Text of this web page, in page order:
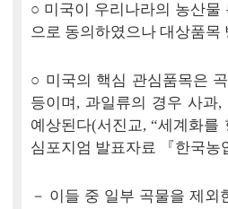
○ 미국이 우리나라의 농산
으로 동의하였으나 대상품목
○ 미국의 핵심 관심품목은
등이며, 과일류의 경우 사과
예상된다(서진교, “세계화
심포지엄 발표자료 『한국농
－ 이들 중 일부 곡물을 제